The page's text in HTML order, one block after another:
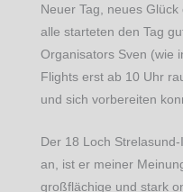
Neuer Tag, neues
alle starteten den Tag
Organisators Sven (wie
Flights erst ab 10 Uhr
und sich vorbereiten
Der 18 Loch
an, ist er meiner
großflächige und stark